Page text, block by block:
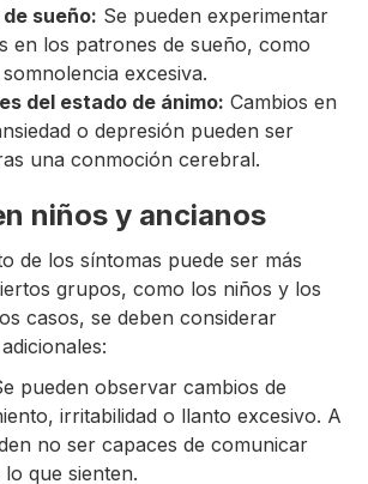
sueño: Se pueden experimentar
en los patrones de sueño, como
excesiva.
del estado de ánimo: Cambios en
o depresión pueden ser
una conmoción cerebral.
niños y ancianos
de los síntomas puede ser más
grupos, como los niños y los
casos, se deben considerar
pueden observar cambios de
irritabilidad o llanto excesivo. A
no ser capaces de comunicar
que sienten.